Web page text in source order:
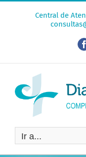
Central de
Ir a...